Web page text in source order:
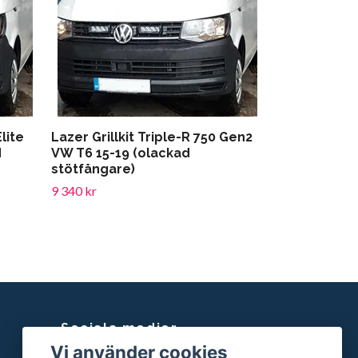
Lazer Grillkit Triple-R 750 Gen2
VW T6 15-19 (olackad
stötfångare)
9 340 kr
Sociala medier
Vi använder cookies